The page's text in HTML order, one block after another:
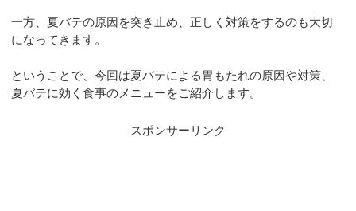
一方、夏バテの原因を突き止め、正しく対策をするのも大切
になってきます。
ということで、今回は夏バテによる胃もたれの原因や対策、
夏バテに効く食事のメニューをご紹介します。
スポンサーリンク